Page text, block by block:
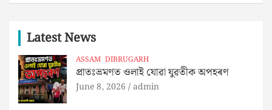
Latest News
ASSAM DIBRUGARH
প্ৰাতঃভ্ৰমণত ওলাই যোৱা যুৱতীক অপহৰণ
June 8, 2026 admin